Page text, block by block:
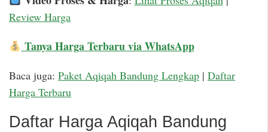
Review Harga
Tanya Harga Terbaru via WhatsApp
Baca juga: Paket Aqiqah Bandung Lengkap | Daftar
Harga Terbaru
Daftar Harga Aqiqah Bandung